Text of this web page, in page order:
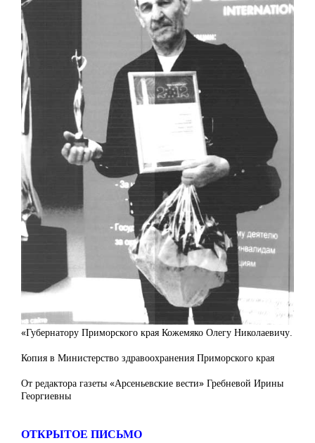
«Губернатору Приморского края Кожемяко Олегу Николаевичу.
Копия в Министерство здравоохранения Приморского края
От редактора газеты «Арсеньевские вести» Гребневой Ирины
Георгиевны
ОТКРЫТОЕ ПИСЬМО